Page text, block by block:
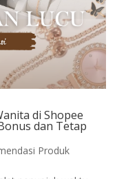
di Shopee
dan Tetap
Produk